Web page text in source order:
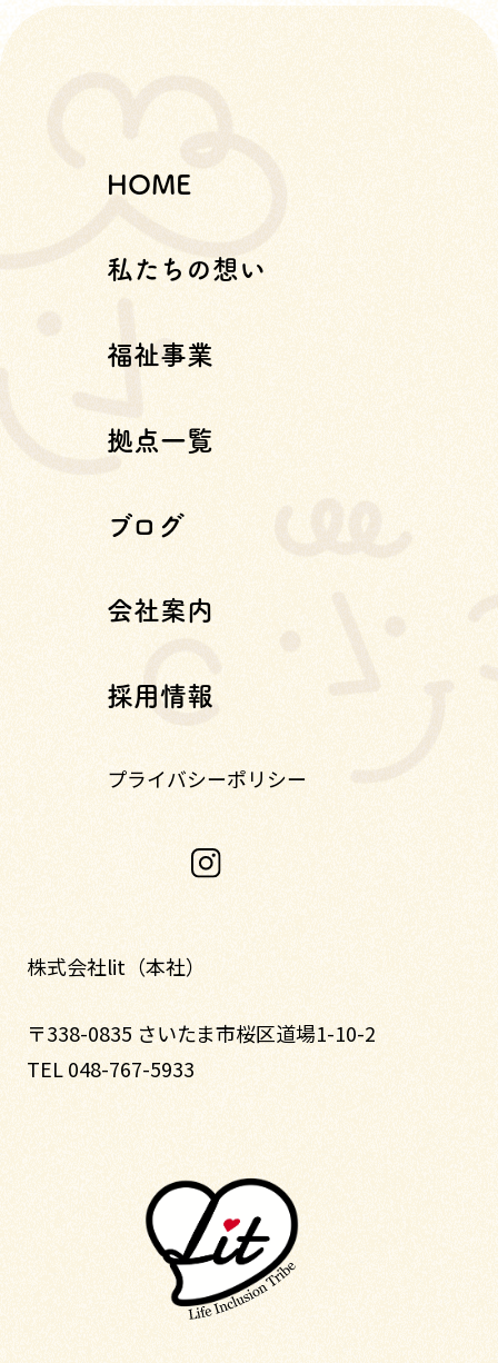
HOME
私たちの想い
福祉事業
拠点一覧
ブログ
会社案内
採用情報
プライバシーポリシー
株式会社lit（本社）
〒338-0835 さいたま市桜区道場1-10-2
TEL 048-767-5933